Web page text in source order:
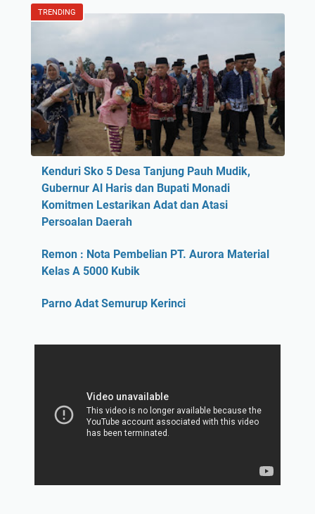
TRENDING
Kenduri Sko 5 Desa Tanjung Pauh Mudik,
Gubernur Al Haris dan Bupati Monadi
Komitmen Lestarikan Adat dan Atasi
Persoalan Daerah
Remon : Nota Pembelian PT. Aurora Material
Kelas A 5000 Kubik
Parno Adat Semurup Kerinci